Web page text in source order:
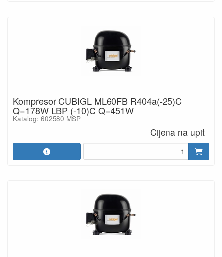
Kompresor CUBIGL ML60FB R404a(-25)C
Q=178W LBP (-10)C Q=451W
Katalog: 602580 MSP
Cijena na upit